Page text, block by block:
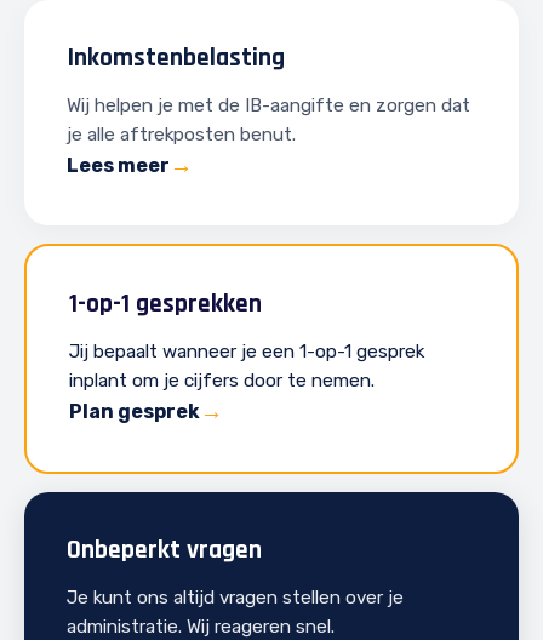
Inkomstenbelasting
Wij helpen je met de IB-aangifte en zorgen dat
je alle aftrekposten benut.
Lees meer
1-op-1 gesprekken
Jij bepaalt wanneer je een 1-op-1 gesprek
inplant om je cijfers door te nemen.
Plan gesprek
Onbeperkt vragen
Je kunt ons altijd vragen stellen over je
administratie. Wij reageren snel.